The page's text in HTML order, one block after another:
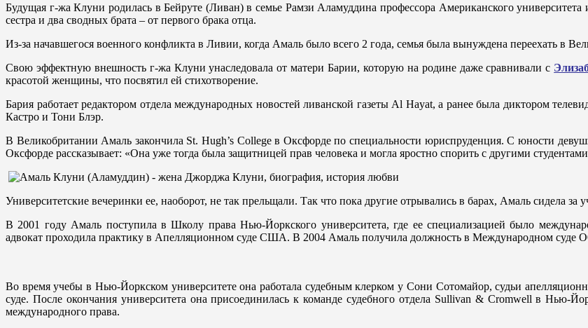
Будущая г-жа Клуни родилась в Бейруте (Ливан) в семье Рамзи Аламуддина профессора Американского
сестра и два сводных брата – от первого брака отца.
Из-за начавшегося военного конфликта в Ливии, когда Амаль было всего 2 года, семья была вынуждена переехать в
Свою эффектную внешность г-жа Клуни унаследовала от матери Барии, которую на родине даже сравнивали с
красотой женщины, что посвятил ей стихотворение.
Бария работает редактором отдела международных новостей ливанской газеты Al Hayat, а ранее была диктором
Кастро и Тони Блэр.
В Великобритании Амаль закончила St. Hugh’s College в Оксфорде по специальности юриспруденция. С юности
Оксфорде рассказывает: «Она уже тогда была защитницей прав человека и могла яростно спорить с другими
Университетские вечеринки ее, наоборот, не так прельщали. Так что пока другие отрывались в барах, Амаль сидела за
В 2001 году Амаль поступила в Школу права Нью-Йоркского университета, где ее специализацией было
адвокат проходила практику в Апелляционном суде США. В 2004 Амаль получила должность в Международном суде
Во время учебы в Нью-Йоркском университете она работала судебным клерком у Сони Сотомайор, судьи
суде. После окончания университета она присоединилась к команде судебного отдела Sullivan & Cromwell в Нью-
международного права.